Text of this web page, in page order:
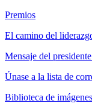
Premios
El camino del
Mensaje del
Únase a la lista de
Biblioteca de